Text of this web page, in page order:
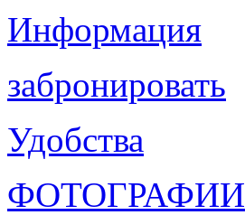
Информация
забронировать
Удобства
ФОТОГРАФИИ